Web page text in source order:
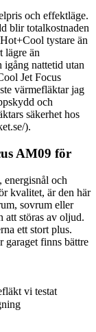
och effektläge.
blir totalkostnaden
tystare än
lägre än
igång nattetid utan
Jet Focus
värmefläktar jag
och
säkerhet hos
).
AM09 för
och
kvalitet, är den här
sovrum eller
att störas av oljud.
ett stort plus.
garaget finns bättre
vi testat